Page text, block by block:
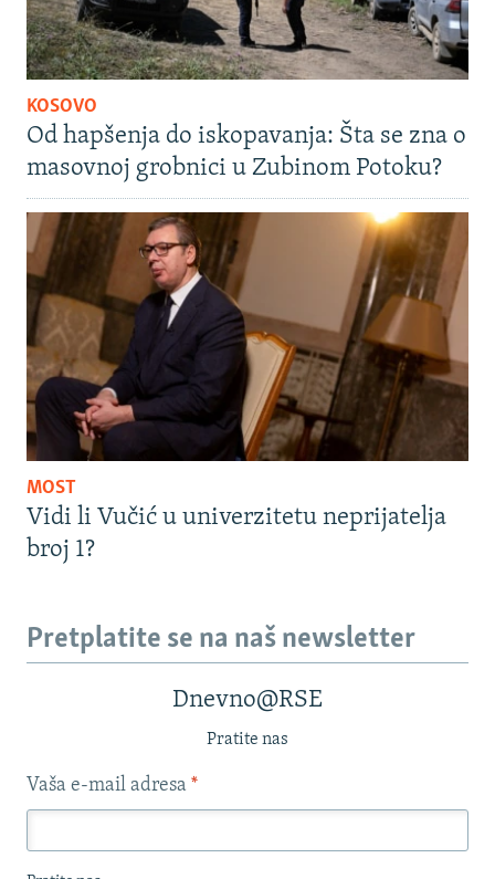
KOSOVO
Od hapšenja do iskopavanja: Šta se zna o
masovnoj grobnici u Zubinom Potoku?
MOST
Vidi li Vučić u univerzitetu neprijatelja
broj 1?
Pretplatite se na naš newsletter
Dnevno@RSE
Pratite nas
Vaša e-mail adresa *